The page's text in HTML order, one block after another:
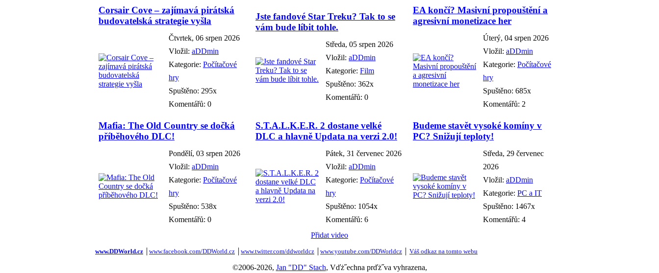
Corsair Cove – zajímavá pirátská
budovatelská strategie vyšla
Čtvrtek, 06 srpen 2026
Vložil: aDDmin
Kategorie: Počítačové
hry
Spuštěno: 295x
Komentářů: 0
Jste fandové Star Treku? Tak to se
vám bude líbit tohle.
Středa, 05 srpen 2026
Vložil: aDDmin
Kategorie: Film
Spuštěno: 362x
Komentářů: 0
EA končí? Masivní propouštění a
agresivní monetizace her
Úterý, 04 srpen 2026
Vložil: aDDmin
Kategorie: Počítačové
hry
Spuštěno: 685x
Komentářů: 2
Mafia: The Old Country se dočká
příběhového DLC!
Pondělí, 03 srpen 2026
Vložil: aDDmin
Kategorie: Počítačové
hry
Spuštěno: 538x
Komentářů: 0
S.T.A.L.K.E.R. 2 dostane velké
DLC a hlavně Updata na verzi 2.0!
Pátek, 31 červenec 2026
Vložil: aDDmin
Kategorie: Počítačové
hry
Spuštěno: 1054x
Komentářů: 6
Budeme stavět vysoké komíny v
PC? Snižují teploty!
Středa, 29 červenec
2026
Vložil: aDDmin
Kategorie: PC a IT
Spuštěno: 1467x
Komentářů: 4
Přidat video
www.DDWorld.cz www.facebook.com/DDWorld.cz www.twitter.com/ddworldcz www.youtube.com/DDWorldcz Váš odkaz na tomto webu
©2006-2026, Jan "DD" Stach, Vďż˝echna prďż˝va vyhrazena,